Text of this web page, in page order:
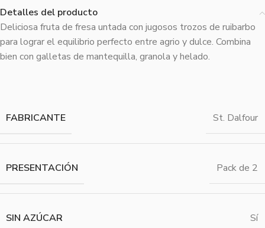
Detalles del producto
Deliciosa fruta de fresa untada con jugosos trozos de ruibarbo
para lograr el equilibrio perfecto entre agrio y dulce. Combina
bien con galletas de mantequilla, granola y helado.
FABRICANTE St. Dalfour
PRESENTACIÓN Pack de 2
SIN AZÚCAR Sí